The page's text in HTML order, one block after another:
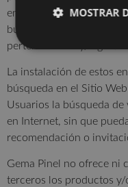
entre otros, links,
búsqueda que permiten
pertenecientes y/o
La instalación de estos
búsqueda en el Sitio
Usuarios la búsqueda
en Internet, sin que
recomendación o
Gema Pinel no ofrece ni
terceros los productos
MOSTRAR